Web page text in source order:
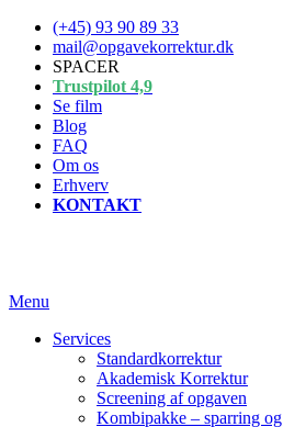
Spring
indhold
(+45) 93 90 89 33
mail@opgavekorrektur.dk
SPACER
Trustpilot 4,9
Se film
Blog
FAQ
Om os
Erhverv
KONTAKT
Menu
Services
Standardkorrektur
Akademisk Korrektur
Screening af opgaven
Kombipakke – sparring